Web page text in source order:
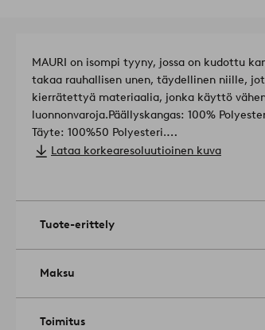
MAURI on isompi tyyny, jossa on kudottu
takaa rauhallisen unen, täydellinen niille,
kierrätettyä materiaalia, jonka käyttö
luonnonvaroja.
Päällyskangas: 100%
Täyte: 100%50 Polyesteri.
Täytteen paino: 500 grammaa.
Pestävä ennen käyttöä.
06
Lataa korkearesoluutioinen kuva
Tuote-erittely
Maksu
Toimitus